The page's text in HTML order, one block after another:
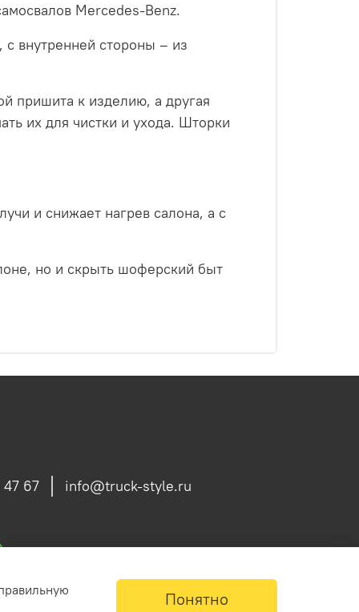
Mercedes-Benz.
внутренней стороны – из
пришита к изделию, а другая
их для чистки и ухода. Шторки
и снижает нагрев салона, а с
но и скрыть шоферский быт
67
info@truck-style.ru
Понятно